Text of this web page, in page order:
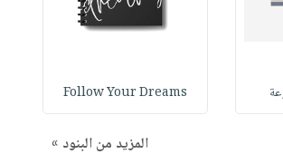
Follow Your Dreams
المزيد من البنود »